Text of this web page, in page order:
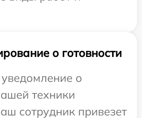
о готовности
о
техники
сотрудник привезет